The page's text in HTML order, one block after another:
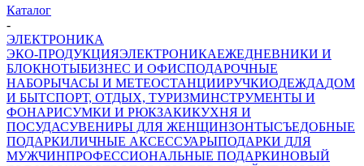
Каталог
-
ЭЛЕКТРОНИКА
ЭКО-ПРОДУКЦИЯЭЛЕКТРОНИКАЕЖЕДНЕВНИКИ И
БЛОКНОТЫБИЗНЕС И ОФИСПОДАРОЧНЫЕ
НАБОРЫЧАСЫ И МЕТЕОСТАНЦИИРУЧКИОДЕЖДАДОМ
И БЫТСПОРТ, ОТДЫХ, ТУРИЗМИНСТРУМЕНТЫ И
ФОНАРИСУМКИ И РЮКЗАКИКУХНЯ И
ПОСУДАСУВЕНИРЫ ДЛЯ ЖЕНЩИНЗОНТЫСЪЕДОБНЫЕ
ПОДАРКИЛИЧНЫЕ АКСЕССУАРЫПОДАРКИ ДЛЯ
МУЖЧИНПРОФЕССИОНАЛЬНЫЕ ПОДАРКИНОВЫЙ